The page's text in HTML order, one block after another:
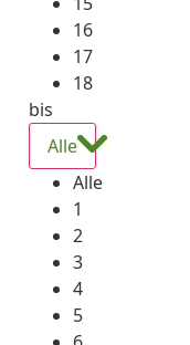
16
17
18
bis
Alle
Alle
1
2
3
4
5